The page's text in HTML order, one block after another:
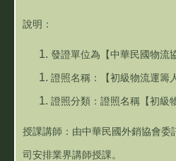
說明：
發證單位為【中華民國物流
證照名稱：【初級物流運籌
證照分類： 證照名稱【初級
授課講師：由中華民國外銷協會委
司安排業界講師授課。